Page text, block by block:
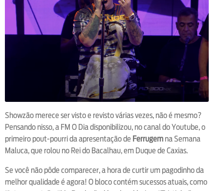
Showzão merece ser visto e revisto várias vezes, não é mesmo?
Pensando nisso, a FM O Dia disponibilizou, no canal do Youtube, o
primeiro pout-pourri da apresentação de Ferrugem na Semana
Maluca, que rolou no Rei do Bacalhau, em Duque de Caxias.
Se você não pôde comparecer, a hora de curtir um pagodinho da
melhor qualidade é agora! O bloco contém sucessos atuais, como